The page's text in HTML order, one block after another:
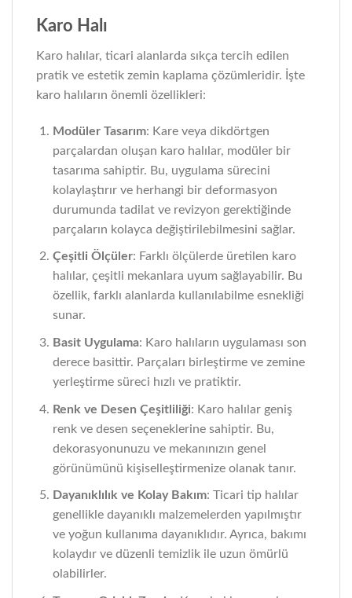
Karo Halı
Karo halılar, ticari alanlarda sıkça tercih edilen
pratik ve estetik zemin kaplama çözümleridir. İşte
karo halıların önemli özellikleri:
Modüler Tasarım: Kare veya dikdörtgen
parçalardan oluşan karo halılar, modüler bir
tasarıma sahiptir. Bu, uygulama sürecini
kolaylaştırır ve herhangi bir deformasyon
durumunda tadilat ve revizyon gerektiğinde
parçaların kolayca değiştirilebilmesini sağlar.
Çeşitli Ölçüler: Farklı ölçülerde üretilen karo
halılar, çeşitli mekanlara uyum sağlayabilir. Bu
özellik, farklı alanlarda kullanılabilme esnekliği
sunar.
Basit Uygulama: Karo halıların uygulaması son
derece basittir. Parçaları birleştirme ve zemine
yerleştirme süreci hızlı ve pratiktir.
Renk ve Desen Çeşitliliği: Karo halılar geniş
renk ve desen seçeneklerine sahiptir. Bu,
dekorasyonunuzu ve mekanınızın genel
görünümünü kişiselleştirmenize olanak tanır.
Dayanıklılık ve Kolay Bakım: Ticari tip halılar
genellikle dayanıklı malzemelerden yapılmıştır
ve yoğun kullanıma dayanıklıdır. Ayrıca, bakımı
kolaydır ve düzenli temizlik ile uzun ömürlü
olabilirler.